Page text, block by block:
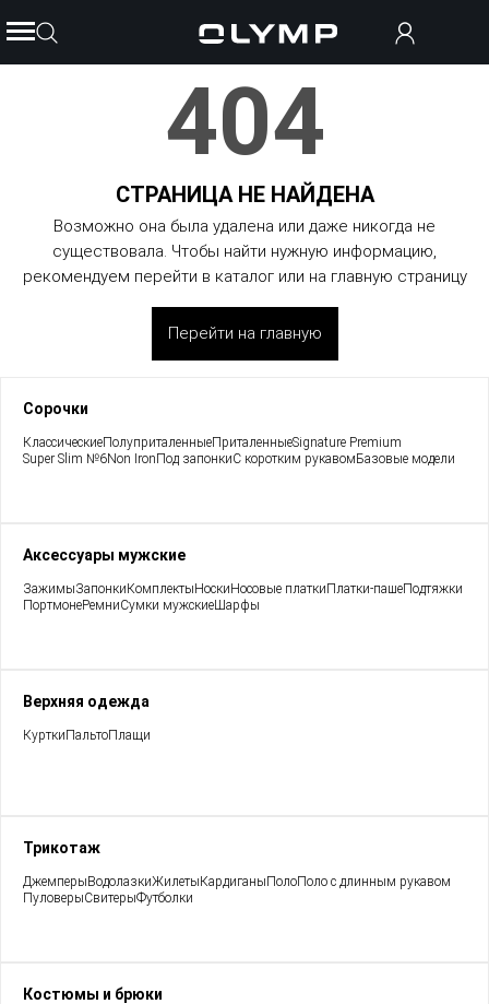
404
СТРАНИЦА НЕ НАЙДЕНА
Возможно она была удалена или даже никогда не
существовала. Чтобы найти нужную информацию,
рекомендуем перейти в каталог или на главную страницу
Перейти на главную
Сорочки
КлассическиеПолуприталенныеПриталенныеSignature Premium
Super Slim №6Non IronПод запонкиС коротким рукавомБазовые модели
Аксессуары мужские
ЗажимыЗапонкиКомплектыНоскиНосовые платкиПлатки-пашеПодтяжки
ПортмонеРемниСумки мужскиеШарфы
Верхняя одежда
КурткиПальтоПлащи
Трикотаж
ДжемперыВодолазкиЖилетыКардиганыПолоПоло с длинным рукавом
ПуловерыСвитерыФутболки
Костюмы и брюки